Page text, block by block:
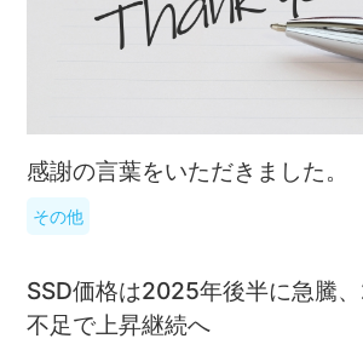
感謝の言葉をいただきました。
その他
SSD価格は2025年後半に急騰
不足で上昇継続へ